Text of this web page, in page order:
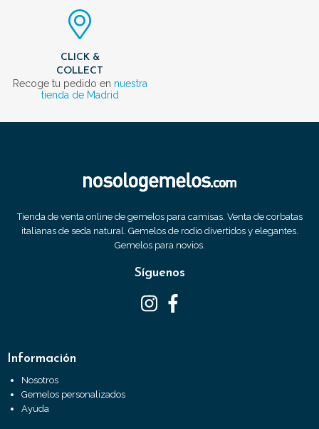
CLICK &
COLLECT
Recoge tu pedido en nuestra
tienda de Madrid
Tienda de venta online de gemelos para camisas. Venta de corbatas
italianas de seda natural. Gemelos de rodio divertidos y elegantes.
Gemelos para novios.
Síguenos
Información
Nosotros
Gemelos personalizados
Ayuda